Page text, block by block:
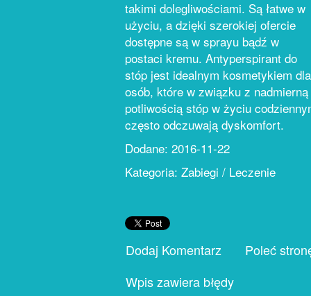
takimi dolegliwościami. Są łatwe w
użyciu, a dzięki szerokiej ofercie
dostępne są w sprayu bądź w
postaci kremu. Antyperspirant do
stóp jest idealnym kosmetykiem dla
osób, które w związku z nadmierną
potliwością stóp w życiu
często odczuwają dyskomfort.
Dodane: 2016-11-22
Kategoria: Zabiegi / Leczenie
Dodaj Komentarz
Poleć
Wpis zawiera błędy